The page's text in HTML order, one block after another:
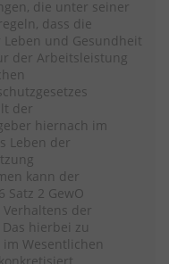
die unter seiner
dass die
und Gesundheit
der Arbeitsleistung
der
hiernach im
Leben der
kann der
Satz 2 GewO
der
hierbei zu
Wesentlichen